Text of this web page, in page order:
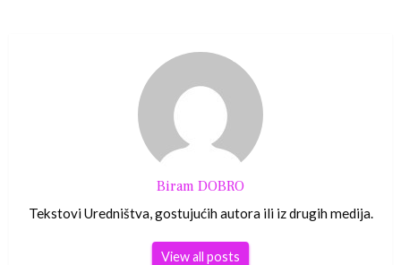
Biram DOBRO
Tekstovi Uredništva, gostujućih autora ili iz drugih medija.
View all posts